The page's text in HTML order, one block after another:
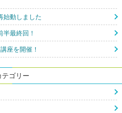
ミ、
動！
始動しました
半最終回！
座を開催！
テゴリー